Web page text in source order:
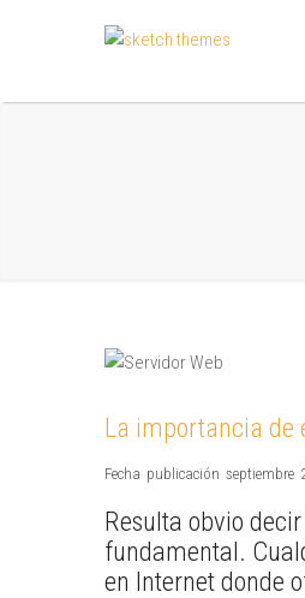
La importancia de
Fecha publicación septiembre
Resulta obvio
fundamental.
en Internet donde